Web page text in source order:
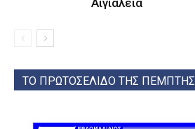
Αιγιάλεια
ΤΟ ΠΡΩΤΟΣΕΛΙΔΟ ΤΗΣ ΠΕΜΠΤΗΣ